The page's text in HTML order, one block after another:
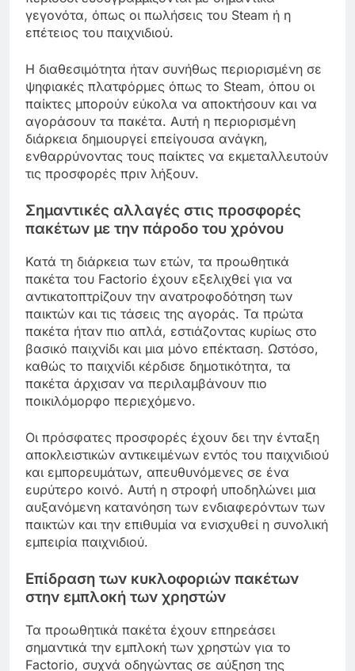
γεγονότα, όπως οι πωλήσεις του Steam ή η
επέτειος του παιχνιδιού.
Η διαθεσιμότητα ήταν συνήθως περιορισμένη σε
ψηφιακές πλατφόρμες όπως το Steam, όπου οι
παίκτες μπορούν εύκολα να αποκτήσουν και να
αγοράσουν τα πακέτα. Αυτή η περιορισμένη
διάρκεια δημιουργεί επείγουσα ανάγκη,
ενθαρρύνοντας τους παίκτες να εκμεταλλευτούν
τις προσφορές πριν λήξουν.
Σημαντικές αλλαγές στις προσφορές
πακέτων με την πάροδο του χρόνου
Κατά τη διάρκεια των ετών, τα προωθητικά
πακέτα του Factorio έχουν εξελιχθεί για να
αντικατοπτρίζουν την ανατροφοδότηση των
παικτών και τις τάσεις της αγοράς. Τα πρώτα
πακέτα ήταν πιο απλά, εστιάζοντας κυρίως στο
βασικό παιχνίδι και μια μόνο επέκταση. Ωστόσο,
καθώς το παιχνίδι κέρδισε δημοτικότητα, τα
πακέτα άρχισαν να περιλαμβάνουν πιο
ποικιλόμορφο περιεχόμενο.
Οι πρόσφατες προσφορές έχουν δει την ένταξη
αποκλειστικών αντικειμένων εντός του παιχνιδιού
και εμπορευμάτων, απευθυνόμενες σε ένα
ευρύτερο κοινό. Αυτή η στροφή υποδηλώνει μια
αυξανόμενη κατανόηση των ενδιαφερόντων των
παικτών και την επιθυμία να ενισχυθεί η συνολική
εμπειρία παιχνιδιού.
Επίδραση των κυκλοφοριών πακέτων
στην εμπλοκή των χρηστών
Τα προωθητικά πακέτα έχουν επηρεάσει
σημαντικά την εμπλοκή των χρηστών για το
Factorio, συχνά οδηγώντας σε αύξηση της